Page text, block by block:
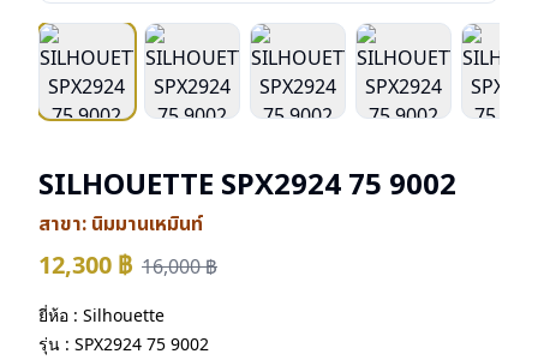
SILHOUETTE SPX2924 75 9002
สาขา: นิมมานเหมินท์
12,300 ฿ 16,000฿
ยี่ห้อ : Silhouette
รุ่น : SPX2924 75 9002